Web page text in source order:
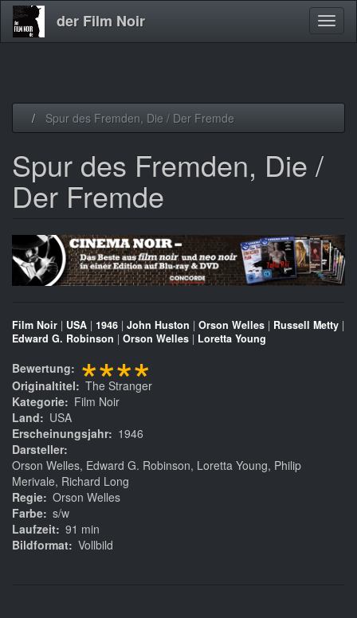
der Film Noir
Spur des Fremden, Die / Der Fremde
Spur des Fremden, Die /
Der Fremde
Film Noir | USA | 1946 | John Huston | Orson Welles | Russell Metty |
Edward G. Robinson | Orson Welles | Loretta Young
Bewertung ****
Originaltitel
The Stranger
Kategorie
Film Noir
Land
USA
Erscheinungsjahr
1946
Darsteller
Orson Welles, Edward G. Robinson, Loretta Young, Philip
Merivale, Richard Long
Regie Orson Welles
Farbe s/w
Laufzeit 91 min
Bildformat Vollbild